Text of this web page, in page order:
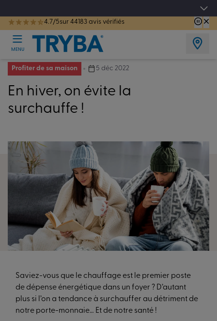
Les jours tentation : Jusqu'à -15% sur vos fenêtres, portes, volets et pergolas
4.7/5sur 44183 avis vérifiés
MENU
Profiter de sa maison 5 déc 2022
En hiver, on évite la
surchauffe !
Saviez-vous que le chauffage est le premier poste
de dépense énergétique dans un foyer ? D’autant
plus si l’on a tendance à surchauffer au détriment de
notre porte-monnaie… Et de notre santé !